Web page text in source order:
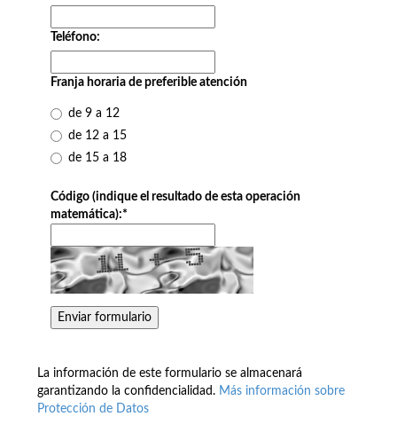
Teléfono:
Franja horaria de preferible atención
de 9 a 12
de 12 a 15
de 15 a 18
Código (indique el resultado de esta operación
matemática):*
La información de este formulario se almacenará
garantizando la confidencialidad. Más información sobre
Protección de Datos